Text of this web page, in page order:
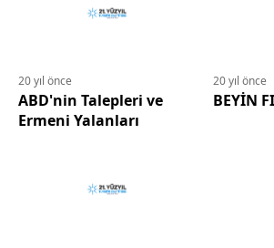
20 yıl önce
ABD'nin Talepleri ve
Ermeni Yalanları
20 yıl önce
BEYİN